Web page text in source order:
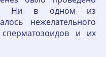
Ни в одном из
нежелательного
и их